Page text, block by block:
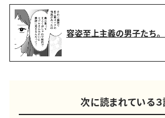
容姿至上主義の男子たち
次に読まれている